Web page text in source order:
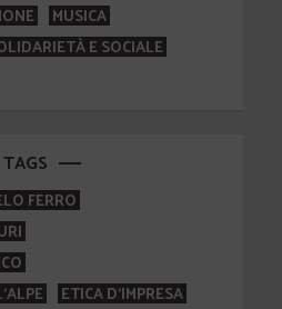
MUSICA
E SOCIALE
TAGS
FERRO
ETICA D'IMPRESA